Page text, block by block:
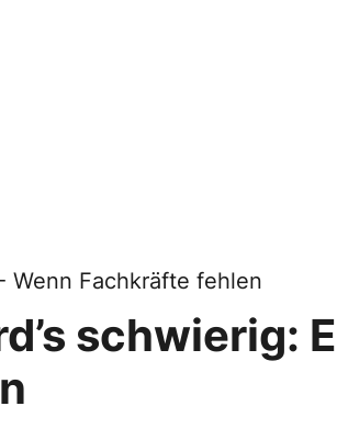
Wenn Fachkräfte fehlen
schwierig: